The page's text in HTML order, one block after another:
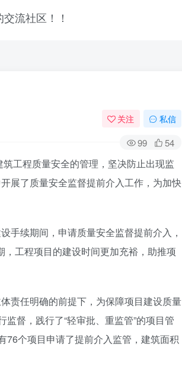
关注 私信
99 54
工程质量安全的管理，坚决防止出现监
展了质量安全监督提前介入工作，为加快
手续期间，申请质量安全监督提前介入，
工程项目的建设时间更加充裕，助推项
责任明确的前提下，为保障项目建设质量
督，践行了“轻审批、重监管”的项目管
76个项目申请了提前介入监管，建筑面积